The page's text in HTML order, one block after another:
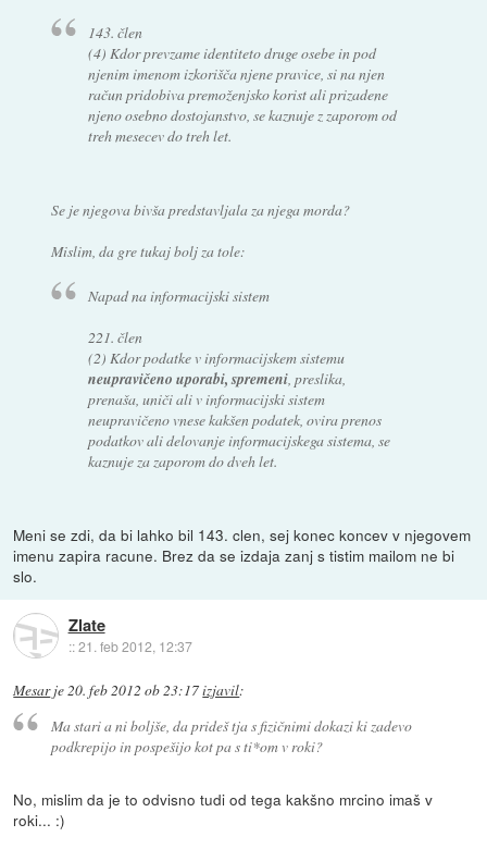
143. člen
(4) Kdor prevzame identiteto druge osebe in pod
njenim imenom izkorišča njene pravice, si na njen
račun pridobiva premoženjsko korist ali prizadene
njeno osebno dostojanstvo, se kaznuje z zaporom od
treh mesecev do treh let.
Se je njegova bivša predstavljala za njega morda?
Mislim, da gre tukaj bolj za tole:
Napad na informacijski sistem
221. člen
(2) Kdor podatke v informacijskem sistemu
neupravičeno uporabi, spremeni , preslika,
prenaša, uniči ali v informacijski sistem
neupravičeno vnese kakšen podatek, ovira prenos
podatkov ali delovanje informacijskega sistema, se
kaznuje za zaporom do dveh let.
Meni se zdi, da bi lahko bil 143. clen, sej konec koncev v njegovem
imenu zapira racune. Brez da se izdaja zanj s tistim mailom ne bi
slo.
Zlate
::21. feb 2012, 12:37
Mesarje20. feb 2012 ob 23:17izjavil:
Ma stari a ni boljše, da prideš tja s fizičnimi dokazi ki zadevo
podkrepijo in pospešijo kot pa s ti*om v roki?
No, mislim da je to odvisno tudi od tega kakšno mrcino imaš v
roki... :)